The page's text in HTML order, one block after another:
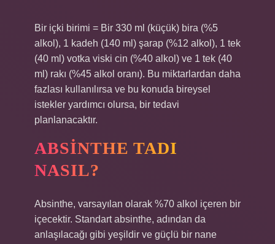
Bir içki birimi = Bir 330 ml (küçük) bira (%5
alkol), 1 kadeh (140 ml) şarap (%12 alkol), 1 tek
(40 ml) votka viski cin (%40 alkol) ve 1 tek (40
ml) rakı (%45 alkol oranı). Bu miktarlardan daha
fazlası kullanılırsa ve bu konuda bireysel
istekler yardımcı olursa, bir tedavi
planlanacaktır.
ABSINTHE TADI
NASIL?
Absinthe, varsayılan olarak %70 alkol içeren bir
içecektir. Standart absinthe, adından da
anlaşılacağı gibi yeşildir ve güçlü bir nane